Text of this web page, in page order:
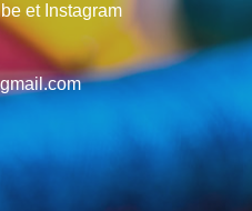
et Instagram